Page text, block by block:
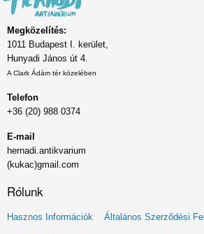
Megközelítés:
1011 Budapest I. kerület,
Hunyadi János út 4.
A Clark Ádám tér közelében
Telefon
+36 (20) 988 0374
E-mail
hernadi.antikvarium
(kukac)gmail.com
Rólunk
Lábléc
Hasznos Információk Általános Szerződési